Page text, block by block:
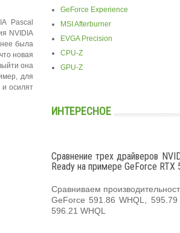
Pascal
NVIDIA
была
новая
она
для
осилят
GeForce Experience
MSI Afterburner
EVGA Precision
CPU-Z
GPU-Z
ИНТЕРЕСНОЕ
Сравнение трех драйверов
Ready на примере GeForce RTX
Сравниваем
GeForce 591.86 WHQL, 595.79
596.21 WHQL